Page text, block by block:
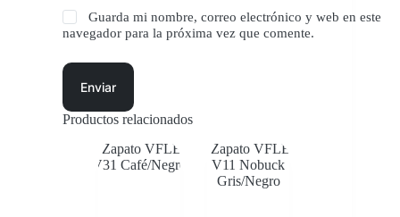
Guarda mi nombre, correo electrónico y web en este
navegador para la próxima vez que comente.
Enviar
Productos relacionados